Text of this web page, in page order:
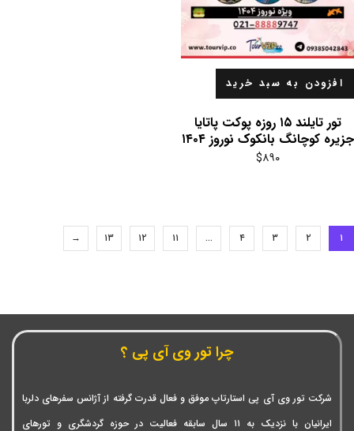
افزودن به سبد خرید
تور تایلند ۱۵ روزه پوکت پاتایا
جزیره کوچانگ بانکوک نوروز ۱۴۰۴
$۸۹۰
۱ ۲ ۳ ۴ … ۱۱ ۱۲ ۱۳ →
چرا تور وی آی پی ؟
شرکت تور وی آی پی استارتاپ موفق و فعال قدرت گرفته از آژانس سفرهای دلربا
ایرانیان با نزدیک به ۱۱ سال سابقه فعالیت در حوزه گردشگری و تورهای